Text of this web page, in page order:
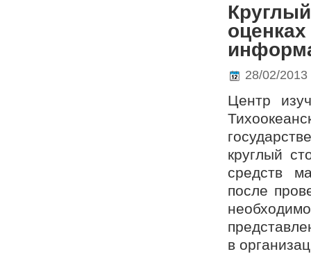
28/02/2013
Центр
круглый
средств
после
в